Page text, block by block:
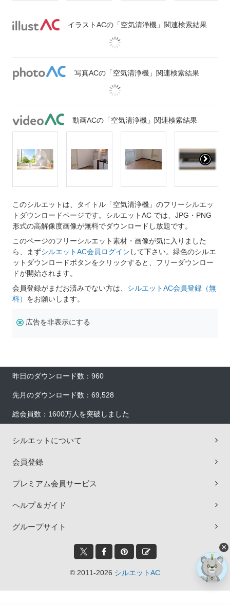
イラストACの「空気清浄機」関連検索結果
写真ACの「空気清浄機」関連検索結果
動画ACの「空気清浄機」関連検索結果
このシルエットは、タイトル「空気清浄機」のフリーシルエッ
トダウンロードページです。シルエットAC では、JPG・PNG
形式の高解像度画像が無料でダウンロードし放題です。
このページのフリーシルエット素材・画像が気に入りました
ら、まずシルエットAC会員ログイン して下さい。緑色のシルエ
ットダウンロードボタンをクリックすると、フリーダウンロー
ドが開始されます。
会員登録がまだお済みでない方は、 シルエットAC会員登録（無
料） をお願いします。
広告を非表示にする
昨日のダウンロード数：960
先月のダウンロード数：69,528
総会員数：1600万人を突破しました
シルエットについて
会員登録
プレミアム会員サービス
ヘルプ＆ガイド
グループサイト
© 2011-2026 シルエットAC
×